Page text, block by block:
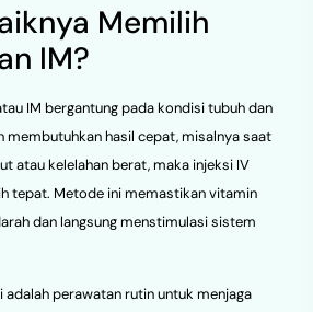
Memilih
IM?
IM bergantung pada kondisi tubuh dan
membutuhkan hasil cepat, misalnya saat
atau kelelahan berat, maka injeksi IV
tepat. Metode ini memastikan vitamin
dan langsung menstimulasi sistem
adalah perawatan rutin untuk menjaga